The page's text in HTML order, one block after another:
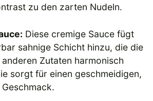
zu den zarten Nudeln.
Diese cremige Sauce fügt
sahnige Schicht hinzu, die die
Zutaten harmonisch
sorgt für einen geschmeidigen,